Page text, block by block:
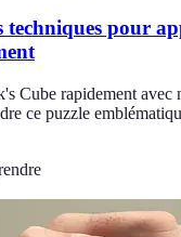
techniques pour
Cube rapidement avec
ce puzzle